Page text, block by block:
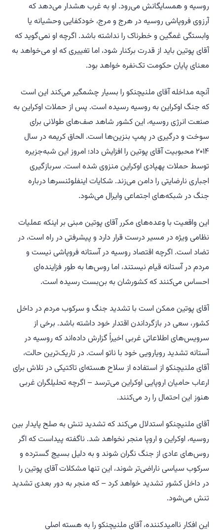
روسیه و همسایگانش می‌رود. او به غرب هشدار می‌دهد که
آرزوی فروپاشی روسیه در هرج و مرج، خودکفایی وحشیانه یا
وابستگی غمگین و خطرناک را نداشته باشد. اگرچه او نمی‌گوید که
آقای پوتین باید از قدرت برکنار شود، اما تغییری که او می‌خواهد به
معنای پایان حکومت تک‌نفره خواهد بود.
آنچه مداخله آقای ملنیچنکو را بسیار چشمگیر می‌کند این است
که جنگ اوکراین به روسیه رسیده است. پس از حملات اوکراین به
صنعت انرژی روسیه، این کشور شاهد صف‌های طولانی برای
سوخت و درگیری در پمپ بنزین‌ها است. الحاق کریمه در سال
۲۰۱۴ محبوبیت آقای پوتین را افزایش داد؛ امروز این شبه‌جزیره
توسط حملات پهپادی اوکراین منزوی شده است. سربازگیری
اجباری نارضایتی را دامن می‌زند. شکایات اینفلوئنسرها درباره
جنگ در شبکه‌های اجتماعی وایرال می‌شود.
این واقعیت با وعده‌های مکرر آقای پوتین مبنی بر اینکه عملیات
نظامی ویژه در مسیر درست قرار دارد و پیشرفتی در راه است، در
تضاد است. اگرچه اقتصاد روسیه در آستانه فروپاشی نیست و
مردم در آستانه قیام نیستند، اما روس‌ها به طور فزاینده‌ای
احساس می‌کنند که کشورشان به بن‌بست رسیده است.
آقای پوتین ممکن است با تشدید جنگ و سرکوب مردم در داخل
کشور، سعی در بازگرداندن اقتدار خود داشته باشد. برخی از
سرویس‌های اطلاعاتی غربی اخیراً گزارش داده‌اند که روسیه در
آستانه تشدید رویارویی خود با ناتو است. در تاریک‌ترین حالت،
آقای ملنیچنکو از استفاده از سلاح هسته‌ای تاکتیکی در تلاش برای
ارعاب حامیان اروپایی اوکراین می‌ترسد – اگرچه تحلیلگران غربی
هنوز این احتمال را رد می‌کنند.
آقای ملنیچنکو استدلال می‌کند که تشدید تنش به صلح پایدار بین
روسیه، اوکراین و اروپا منجر نخواهد شد. ناگفته پیداست که اگر
روس‌های عادی از جنگ نگران شوند و به دلیل بسیج گسترده و
سرکوب سیاسی ناراضی‌تر شوند، این تنها مشکلات آقای پوتین را
در داخل کشور تشدید خواهد کرد – که منجر به دور بعدی تشدید
تنش می‌شود.
این افکار ناامیدکننده، آقای ملنیچنکو را به هسته اصلی